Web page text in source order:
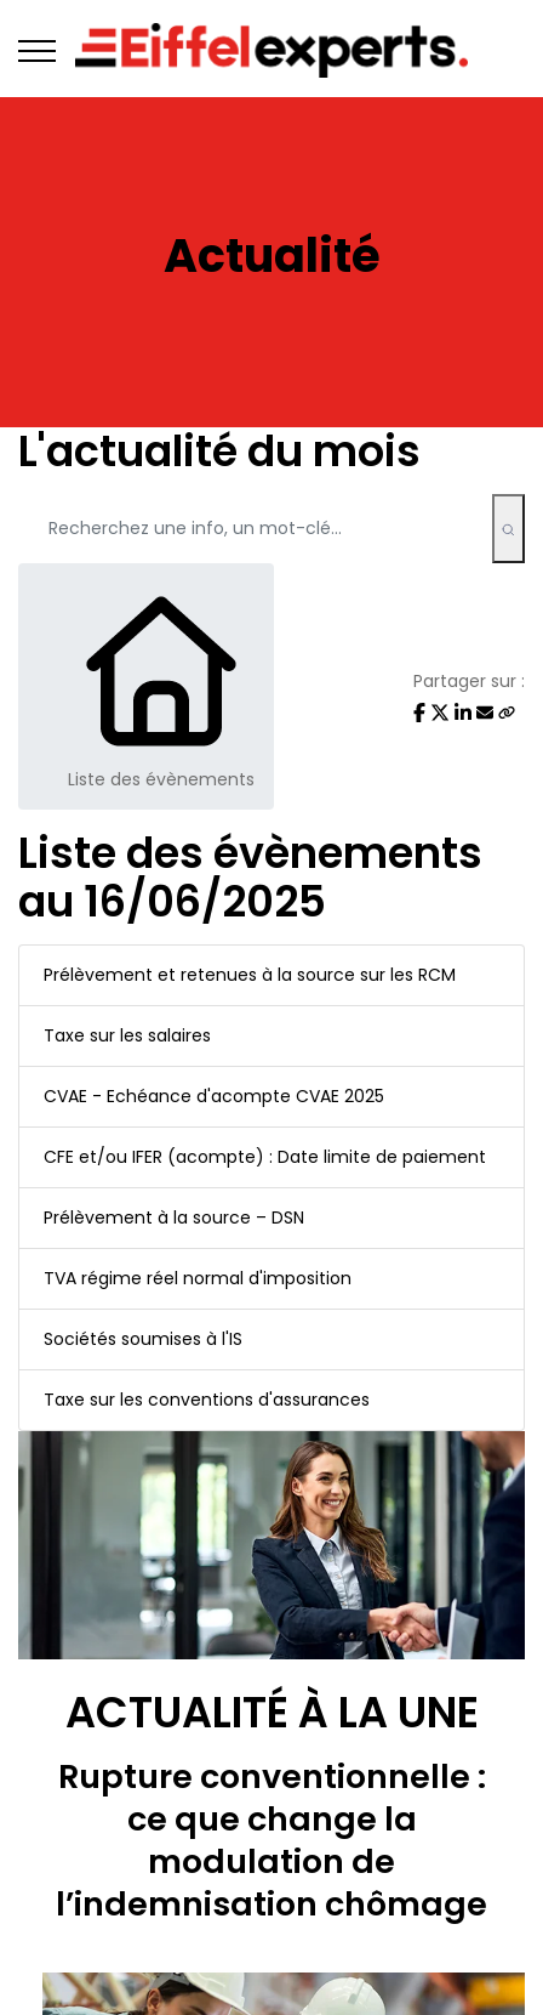
Actualité
L'actualité du mois
Liste des évènements
Partager sur :
Liste des évènements
au 16/06/2025
Prélèvement et retenues à la source sur les RCM
Taxe sur les salaires
CVAE - Echéance d'acompte CVAE 2025
CFE et/ou IFER (acompte) : Date limite de paiement
Prélèvement à la source – DSN
TVA régime réel normal d'imposition
Sociétés soumises à l'IS
Taxe sur les conventions d'assurances
ACTUALITÉ À LA UNE
Rupture conventionnelle :
ce que change la
modulation de
l’indemnisation chômage